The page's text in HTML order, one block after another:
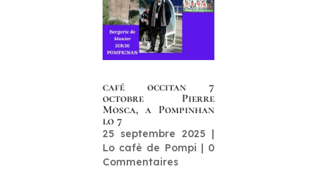
café occitan 7
octobre Pierre
Mosca, a Pompinhan
lo 7
25 septembre 2025 |
Lo cafè de Pompi | 0
Commentaires